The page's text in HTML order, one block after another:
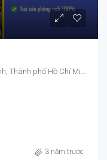
151 Đường Bạch Đằng, Phường 2, Tân Bình, Thành phố Hồ Chí Minh, Việt Nam
3 năm trước